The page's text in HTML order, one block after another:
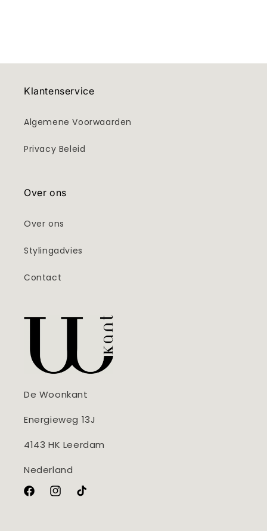
Klantenservice
Algemene Voorwaarden
Privacy Beleid
Over ons
Over ons
Stylingadvies
Contact
De Woonkant
Energieweg 13J
4143 HK Leerdam
Nederland
FacebookInstagram
TikTok